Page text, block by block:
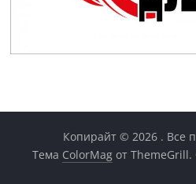
Копирайт © 2026 . Все
Тема ColorMag от